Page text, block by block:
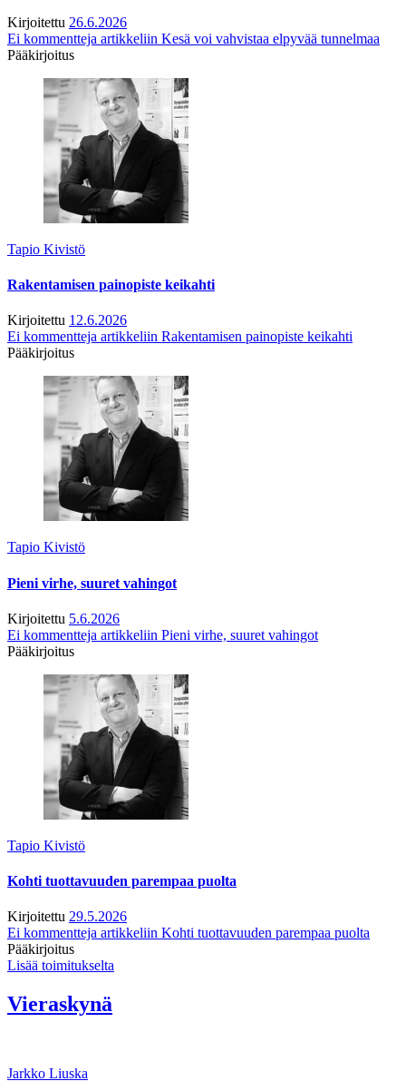
Kirjoitettu 26.6.2026
Ei kommentteja artikkeliin Kesä voi vahvistaa elpyvää tunnelmaa
Pääkirjoitus
Tapio Kivistö
Rakentamisen painopiste keikahti
Kirjoitettu 12.6.2026
Ei kommentteja artikkeliin Rakentamisen painopiste keikahti
Pääkirjoitus
Tapio Kivistö
Pieni virhe, suuret vahingot
Kirjoitettu 5.6.2026
Ei kommentteja artikkeliin Pieni virhe, suuret vahingot
Pääkirjoitus
Tapio Kivistö
Kohti tuottavuuden parempaa puolta
Kirjoitettu 29.5.2026
Ei kommentteja artikkeliin Kohti tuottavuuden parempaa puolta
Pääkirjoitus
Lisää toimitukselta
Vieraskynä
Jarkko Liuska